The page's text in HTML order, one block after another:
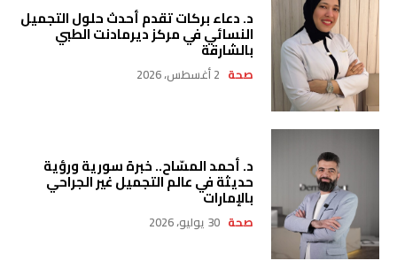
د. دعاء بركات تقدم أحدث حلول التجميل
النسائي في مركز ديرمادنت الطبي
بالشارقة
صحة 2 أغسطس، 2026
د. أحمد المسّاح.. خبرة سورية ورؤية
حديثة في عالم التجميل غير الجراحي
بالإمارات
صحة 30 يوليو، 2026